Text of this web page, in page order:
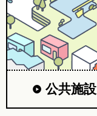
公共施設